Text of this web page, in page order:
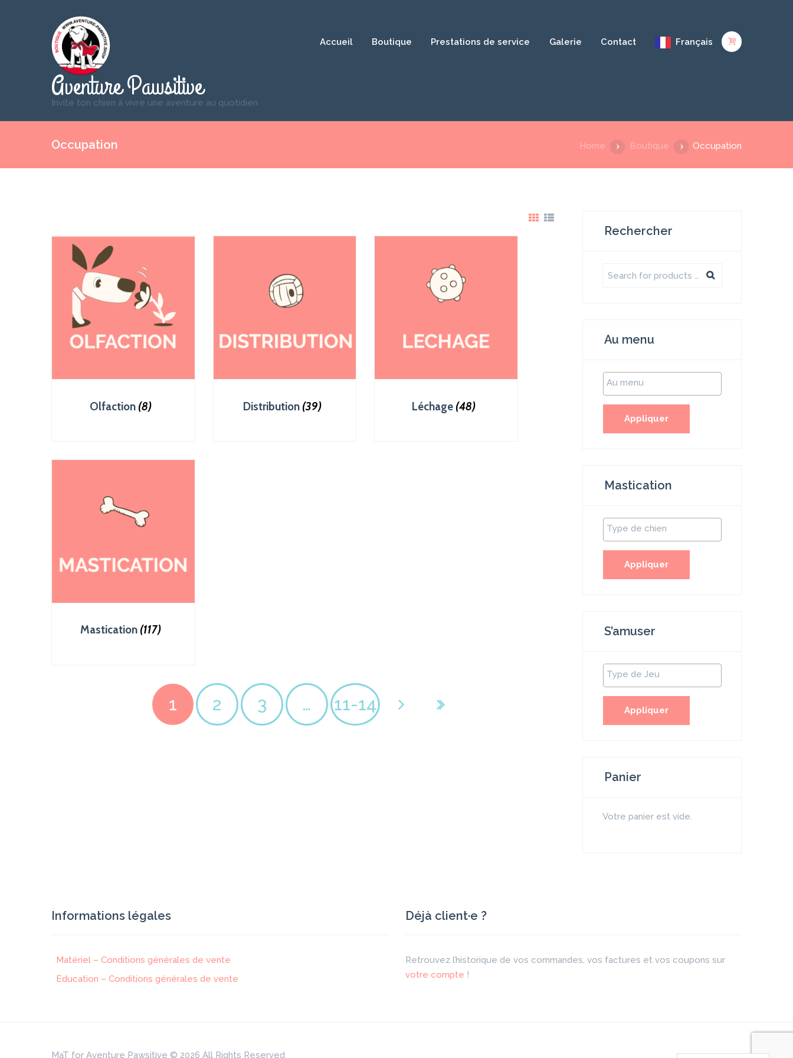
Aventure Pawsitive
Invite ton chien à vivre une aventure au quotidien
Accueil Boutique Prestations de service Galerie Contact Français
Occupation Home Boutique Occupation
Olfaction (8) Distribution (39) Léchage (48)
Mastication (117)
1 2 3 … 11-14
Rechercher
Au menu
Appliquer
Mastication
Appliquer
S’amuser
Appliquer
Panier
Votre panier est vide.
Informations légales
Matériel – Conditions générales de vente
Education – Conditions générales de vente
Déjà client·e ?
Retrouvez l’historique de vos commandes, vos factures et vos coupons sur
votre compte !
MaT for Aventure Pawsitive © 2026 All Rights Reserved